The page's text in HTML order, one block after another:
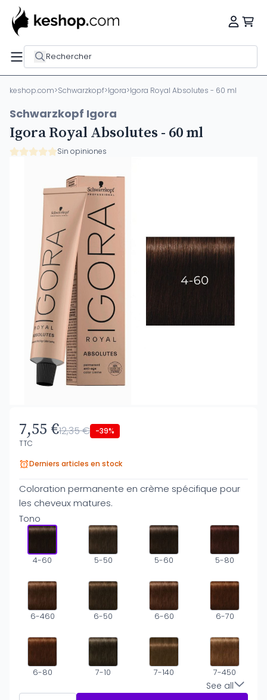
Rechercher
keshop.com>Schwarzkopf>Igora>Igora Royal Absolutes - 60 ml
Schwarzkopf Igora
Igora Royal Absolutes - 60 ml
Sin opiniones
7,55 €12,35 € -39%
TTC
Derniers articles en stock
Coloration permanente en crème spécifique pour
les cheveux matures.
Tono
4-60 5-50 5-60 5-80
6-460 6-50 6-60 6-70
6-80 7-10 7-140 7-450
See all